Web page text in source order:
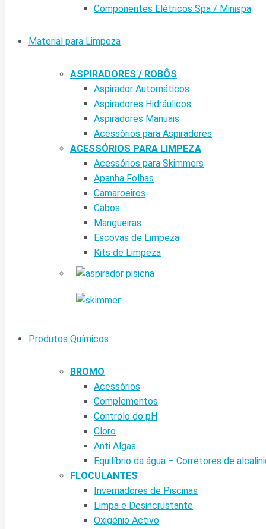
Componentes Elétricos Spa / Minispa
Material para Limpeza
ASPIRADORES / ROBÔS
Aspirador Automáticos
Aspiradores Hidráulicos
Aspiradores Manuais
Acessórios para Aspiradores
ACESSÓRIOS PARA LIMPEZA
Acessórios para Skimmers
Apanha Folhas
Camaroeiros
Cabos
Mangueiras
Escovas de Limpeza
Kits de Limpeza
Produtos Químicos
BROMO
Acessórios
Complementos
Controlo do pH
Cloro
Anti Algas
Equilíbrio da água – Corretores de
FLOCULANTES
Invernadores de Piscinas
Limpa e Desincrustante
Oxigénio Activo